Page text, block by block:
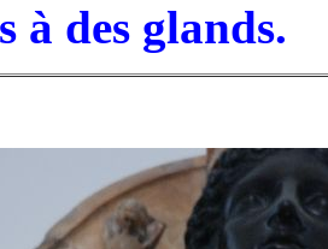
à des glands.